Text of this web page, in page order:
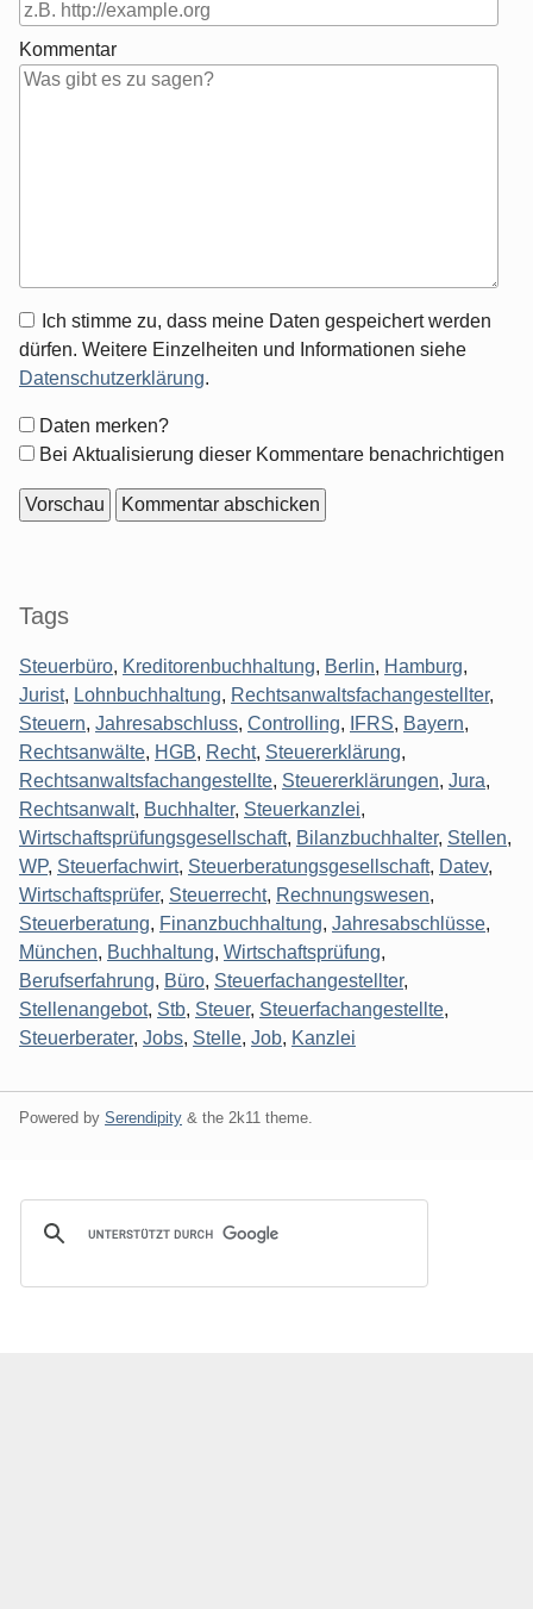
Kommentar
Antwort
zu
Ich stimme zu, dass meine Daten gespeichert werden
dürfen. Weitere Einzelheiten und Informationen siehe
Datenschutzerklärung.
Formular-
Optionen
Daten merken?
Bei Aktualisierung dieser Kommentare benachrichtigen
Tags
Steuerbüro, Kreditorenbuchhaltung, Berlin, Hamburg,
Jurist, Lohnbuchhaltung, Rechtsanwaltsfachangestellter,
Steuern, Jahresabschluss, Controlling, IFRS, Bayern,
Rechtsanwälte, HGB, Recht, Steuererklärung,
Rechtsanwaltsfachangestellte, Steuererklärungen, Jura,
Rechtsanwalt, Buchhalter, Steuerkanzlei,
Wirtschaftsprüfungsgesellschaft, Bilanzbuchhalter, Stellen,
WP, Steuerfachwirt, Steuerberatungsgesellschaft, Datev,
Wirtschaftsprüfer, Steuerrecht, Rechnungswesen,
Steuerberatung, Finanzbuchhaltung, Jahresabschlüsse,
München, Buchhaltung, Wirtschaftsprüfung,
Berufserfahrung, Büro, Steuerfachangestellter,
Stellenangebot, Stb, Steuer, Steuerfachangestellte,
Steuerberater, Jobs, Stelle, Job, Kanzlei
Powered by Serendipity & the 2k11 theme.